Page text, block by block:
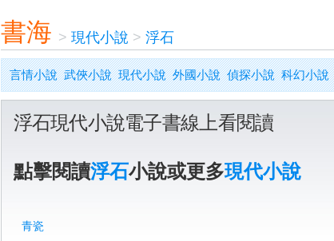
書海 > 現代小說 > 浮石
言情小說 武俠小說 現代小說 外國小說 偵探小說 科幻小說
浮石現代小說電子書線上看閱讀
點擊閱讀浮石小說或更多現代小說
青瓷